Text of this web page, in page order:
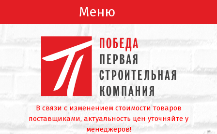
Меню
В связи с изменением стоимости товаров
поставщиками, актуальность цен уточняйте у
менеджеров!